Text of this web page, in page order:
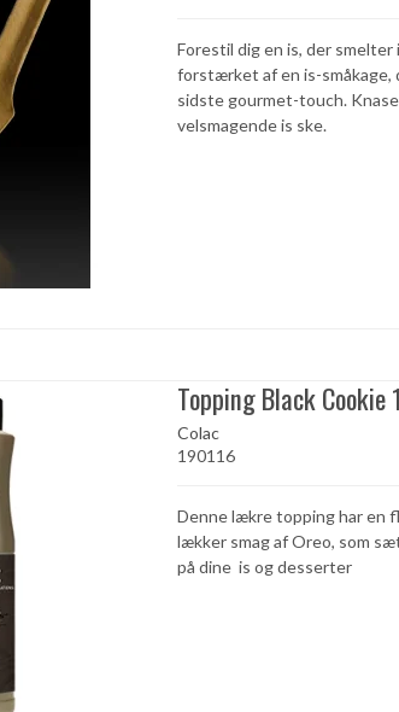
Forestil dig en is, der smelter
forstærket af en is-småkage,
sidste gourmet-touch.
velsmagende is ske.
Topping Black Cookie
Colac
190116
Denne lækre topping har en
lækker smag af Oreo, som
på dine is og desserter